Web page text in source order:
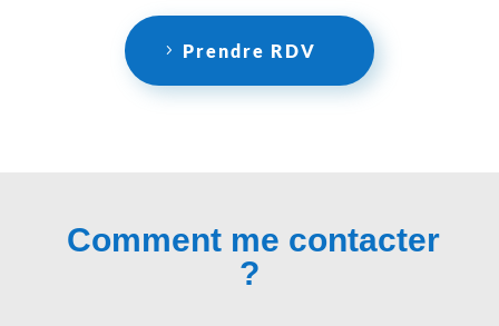
Prendre RDV
Comment me contacter
?